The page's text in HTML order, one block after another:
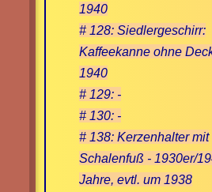
1940
# 128: Siedlergeschirr:
Kaffeekanne ohne
1940
# 129: -
# 130: -
# 138: Kerzenhalter mit
Schalenfuß - 1930er/
Jahre, evtl. um 1938